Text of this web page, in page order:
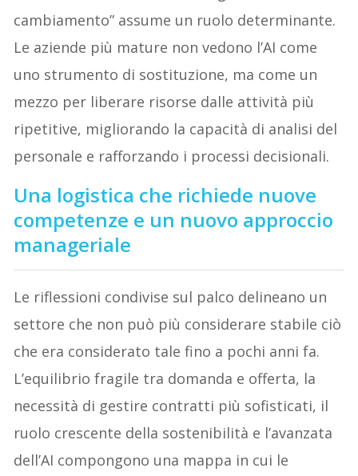
cambiamento” assume un ruolo determinante.
Le aziende più mature non vedono l’AI come
uno strumento di sostituzione, ma come un
mezzo per liberare risorse dalle attività più
ripetitive, migliorando la capacità di analisi del
personale e rafforzando i processi decisionali.
Una logistica che richiede nuove
competenze e un nuovo approccio
manageriale
Le riflessioni condivise sul palco delineano un
settore che non può più considerare stabile ciò
che era considerato tale fino a pochi anni fa.
L’equilibrio fragile tra domanda e offerta, la
necessità di gestire contratti più sofisticati, il
ruolo crescente della sostenibilità e l’avanzata
dell’AI compongono una mappa in cui le